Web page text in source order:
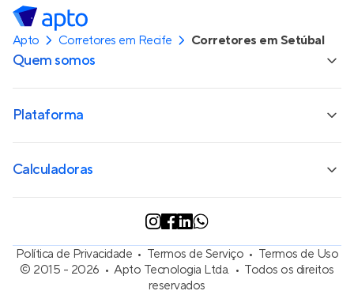
Apto Corretores em Recife Corretores em Setúbal
Quem somos
Plataforma
Calculadoras
Política de Privacidade Termos de Serviço
Termos de Uso
© 2015 - 2026
Apto Tecnologia Ltda.
Todos os direitos
reservados